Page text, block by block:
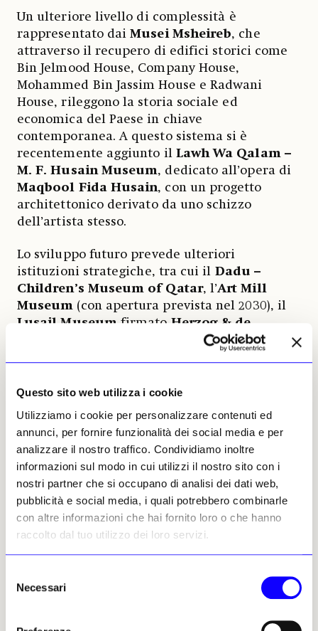
Questo sito web utilizza i cookie
Utilizziamo i cookie per personalizzare contenuti ed
annunci, per fornire funzionalità dei social media e per
analizzare il nostro traffico. Condividiamo inoltre
informazioni sul modo in cui utilizzi il nostro sito con i
nostri partner che si occupano di analisi dei dati web,
pubblicità e social media, i quali potrebbero combinarle
con altre informazioni che hai fornito loro o che hanno
raccolto dal tuo utilizzo dei loro servizi.
delNecessari
Un ulteriore livello di complessità è
rappresentato daiMusei Msheireb, che
attraverso il recupero di edifici storici come
Bin Jelmood House, Company House,
Mohammed Bin Jassim House e Radwani
House, rileggono la storia sociale ed
economica del Paese in chiave
contemporanea. A questo sistema si è
recentemente aggiunto il Lawh Wa Qalam –
M. F. Husain Museum, dedicato all’opera di
Maqbool Fida Husain, con un progetto
architettonico derivato da uno schizzo
dell’artista stesso.
Lo sviluppo futuro prevede ulteriori
istituzioni strategiche, tra cui il Dadu –
Children’s Museum of Qatar, l’Art Mill
Museum (con apertura prevista nel 2030), il
Lusail Museum firmato Herzog & de
Qatar Auto Museum, dedicato
progetti conferma la volontà di fare della
cultura una leva strutturale di sviluppo
sociale, capace di connettere tradizione e
contemporaneità.
Accanto ai musei, si sviluppa una rete di spazi
culturali, gallerie e centri espositivi che
ampliano l’offerta e rafforzano il dialogo
interculturale. Come affermato da
conseguenza un innalzamento al di sopra di
sé verso l’universalità», principio che appare